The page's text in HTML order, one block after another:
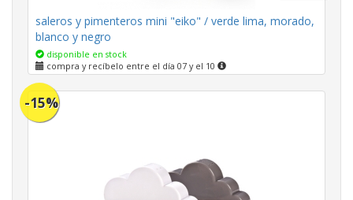
saleros y pimenteros mini "eiko" / verde lima, morado,
blanco y negro
disponible en stock
compra y recíbelo entre el día 07 y el 10
-15%